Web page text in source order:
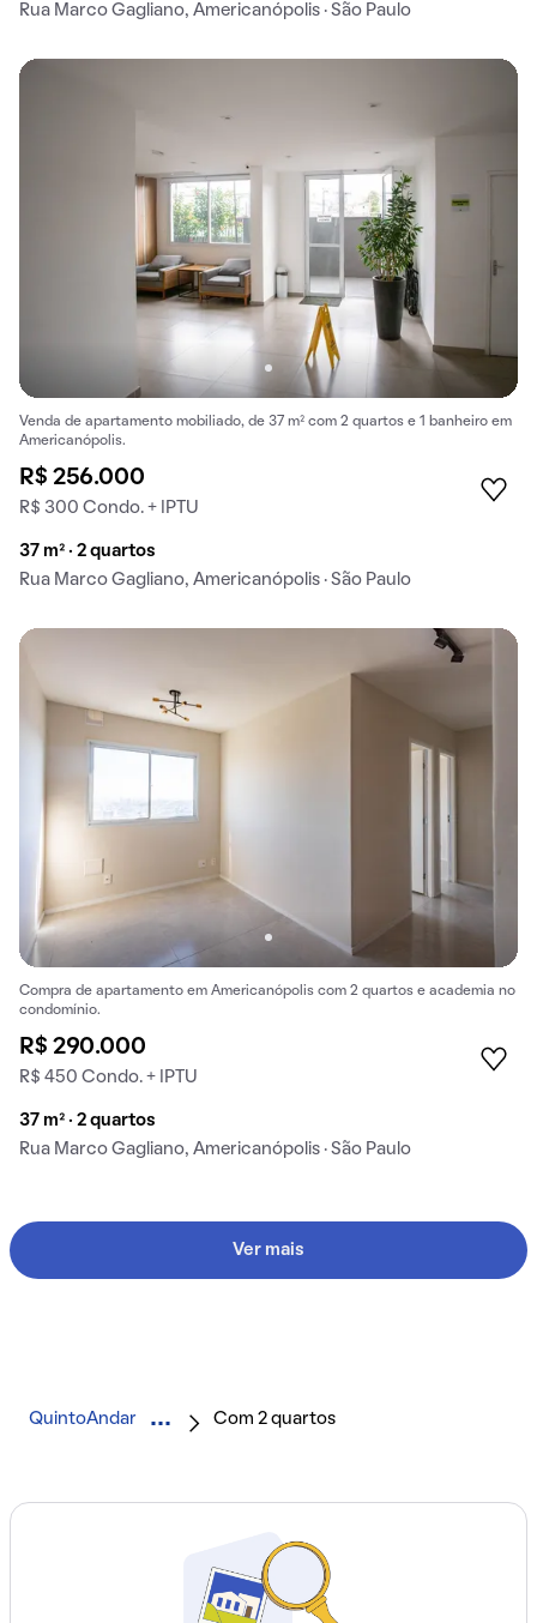
Rua Marco Gagliano, Americanópolis · São Paulo
Venda de apartamento mobiliado, de 37 m² com 2 quartos e 1 banheiro em
Americanópolis.
R$ 256.000
R$ 300 Condo. + IPTU
37 m² · 2 quartos
Rua Marco Gagliano, Americanópolis · São Paulo
Compra de apartamento em Americanópolis com 2 quartos e academia no
condomínio.
R$ 290.000
R$ 450 Condo. + IPTU
37 m² · 2 quartos
Rua Marco Gagliano, Americanópolis · São Paulo
Ver mais
QuintoAndar Com 2 quartos